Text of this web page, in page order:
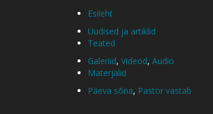
Esileht
Uudised ja artiklid
Teated
Galeriid, Videod, Audio
Materjalid
Päeva sõna, Pastor vastab